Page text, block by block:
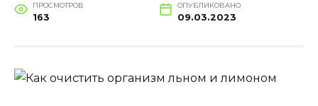
ПРОСМОТРОВ
163
ОПУБЛИКОВАНО
09.03.2023